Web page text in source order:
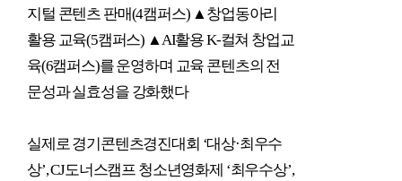
지털 콘텐츠 판매(4캠퍼스) ▲창업동아리
활용 교육(5캠퍼스) ▲AI활용K-컬쳐 창업교
육(6캠퍼스)를 운영하며 교육 콘텐츠의 전
문성과 실효성을 강화했다
실제로 경기콘텐츠경진대회 ‘대상·최우수
상’, CJ도너스캠프 청소년영화제 ‘최우수상’,